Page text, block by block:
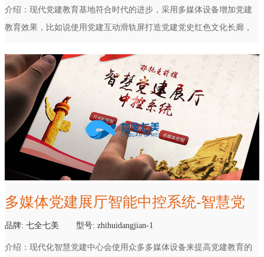
介绍： 现代党建教育基地符合时代的进步，采用多媒体设备增加党建
教育效果，比如说使用党建互动滑轨屏打造党建党史红色文化长廊，
地的教育学习效果。
多媒体党建展厅智能中控系统-智慧党
建中心多媒体设备控制器
品牌: 七全七美 型号: zhihuidangjian-1
介绍： 现代化智慧党建中心会使用众多多媒体设备来提高党建教育的